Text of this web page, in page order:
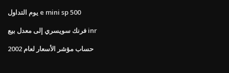
يوم التداول e mini sp 500
فرنك سويسري إلى معدل بيع inr
حساب مؤشر الأسعار لعام 2002